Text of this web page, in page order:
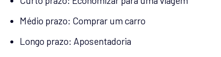
Médio prazo: Comprar um carro
Longo prazo: Aposentadoria